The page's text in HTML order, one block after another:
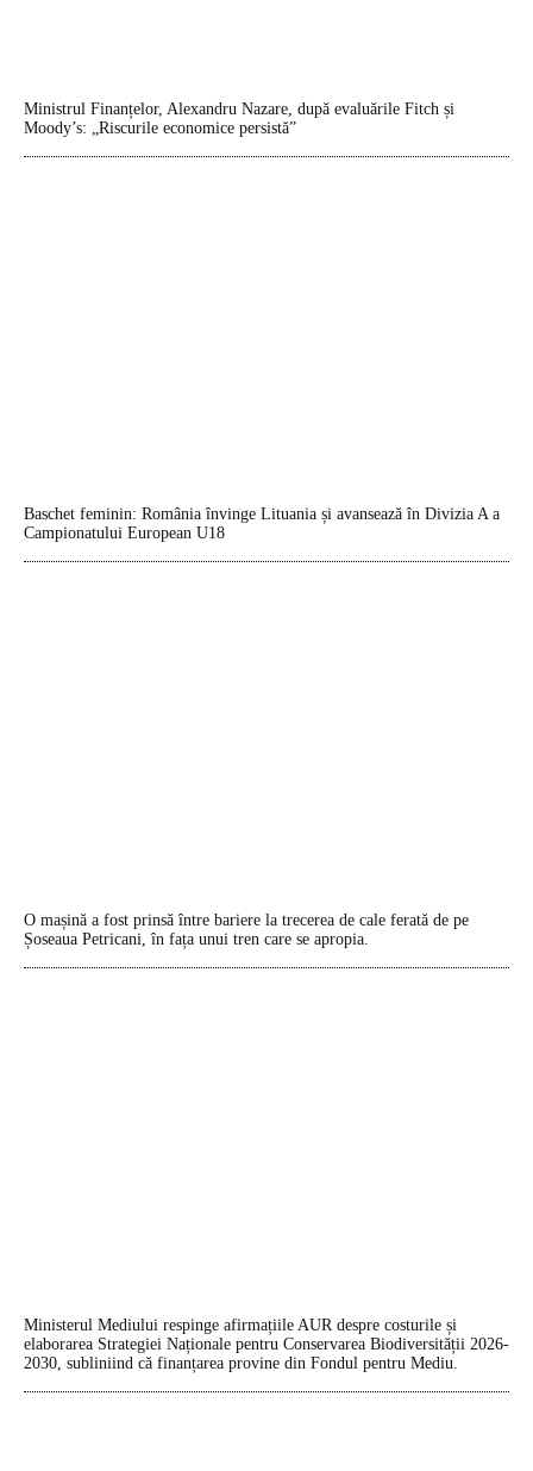
Ministrul Finanțelor, Alexandru Nazare, după evaluările Fitch și
Moody’s: „Riscurile economice persistă”
Baschet feminin: România învinge Lituania și avansează în Divizia A a
Campionatului European U18
O mașină a fost prinsă între bariere la trecerea de cale ferată de pe
Șoseaua Petricani, în fața unui tren care se apropia.
Ministerul Mediului respinge afirmațiile AUR despre costurile și
elaborarea Strategiei Naționale pentru Conservarea Biodiversității 2026-
2030, subliniind că finanțarea provine din Fondul pentru Mediu.